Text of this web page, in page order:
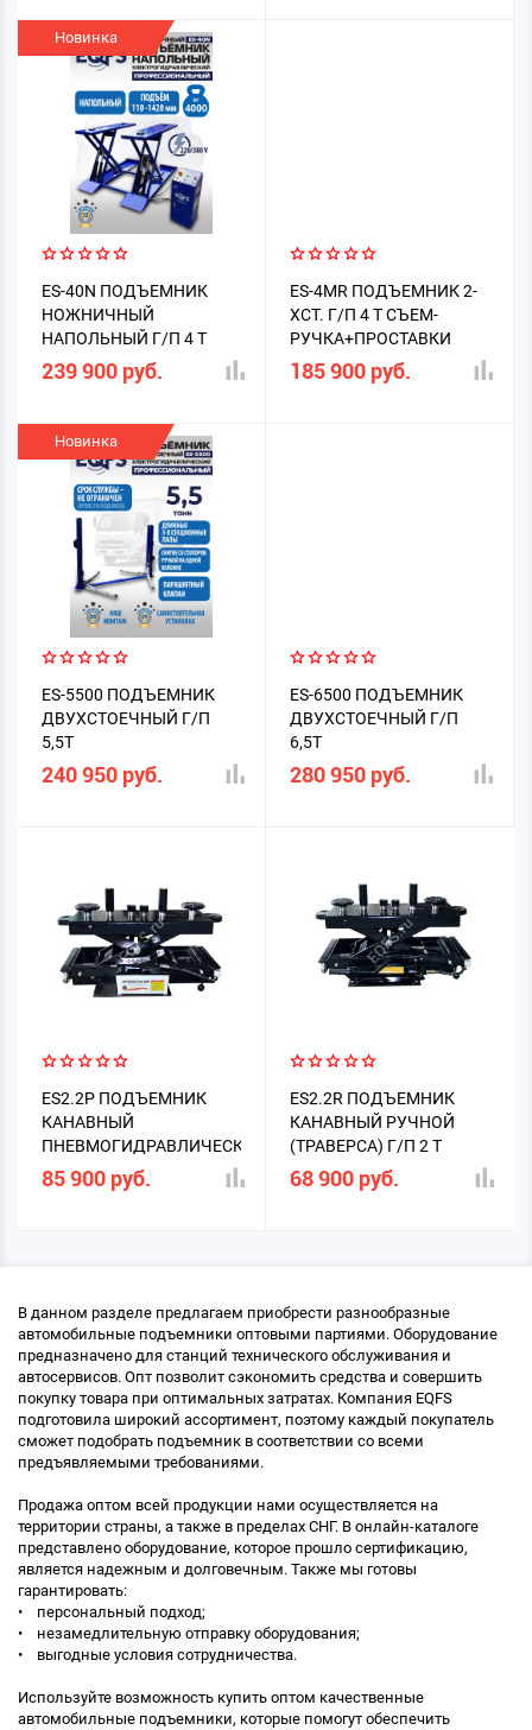
ES-40N ПОДЪЕМНИК
НОЖНИЧНЫЙ
НАПОЛЬНЫЙ Г/П 4 Т
239 900 руб.
Новинка
ES-4MR ПОДЪЕМНИК 2-
ХСТ. Г/П 4 Т СЪЕМ-
РУЧКА+ПРОСТАВКИ
(2025)
185 900 руб.
ES-5500 ПОДЪЕМНИК
ДВУХСТОЕЧНЫЙ Г/П
5,5Т
240 950 руб.
Новинка
ES-6500 ПОДЪЕМНИК
ДВУХСТОЕЧНЫЙ Г/П
6,5Т
280 950 руб.
ES2.2P ПОДЪЕМНИК
КАНАВНЫЙ
ПНЕВМОГИДРАВЛИЧЕСКИЙ
Г/П 2Т
85 900 руб.
ES2.2R ПОДЪЕМНИК
КАНАВНЫЙ РУЧНОЙ
(ТРАВЕРСА) Г/П 2 Т
68 900 руб.
В данном разделе предлагаем приобрести разнообразные
автомобильные подъемники оптовыми партиями. Оборудование
предназначено для станций технического обслуживания и
автосервисов. Опт позволит сэкономить средства и совершить
покупку товара при оптимальных затратах. Компания EQFS
подготовила широкий ассортимент, поэтому каждый покупатель
сможет подобрать подъемник в соответствии со всеми
предъявляемыми требованиями.
Продажа оптом всей продукции нами осуществляется на
территории страны, а также в пределах СНГ. В онлайн-каталоге
представлено оборудование, которое прошло сертификацию,
является надежным и долговечным. Также мы готовы
гарантировать:
• персональный подход;
• незамедлительную отправку оборудования;
• выгодные условия сотрудничества.
Используйте возможность купить оптом качественные
автомобильные подъемники, которые помогут обеспечить